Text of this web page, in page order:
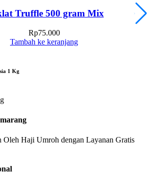
Truffle 500 gram Mix
Rp75.000
Tambah ke keranjang
1 Kg
Haji Umroh dengan Layanan Gratis